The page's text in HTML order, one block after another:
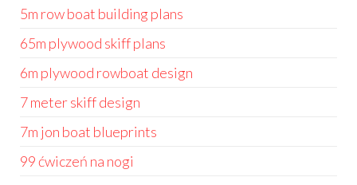
5m row boat building plans
65m plywood skiff plans
6m plywood rowboat design
7 meter skiff design
7m jon boat blueprints
99 ćwiczeń na nogi